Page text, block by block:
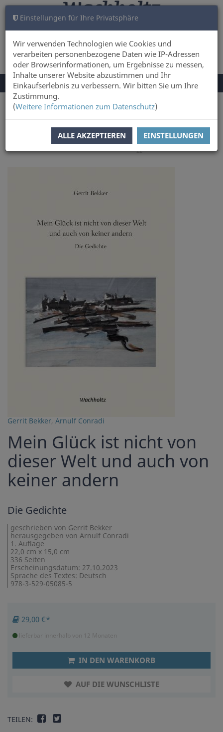
Einstellungen für Ihre Privatsphäre
Wir verwenden Technologien wie Cookies und
verarbeiten personenbezogene Daten wie IP-Adressen
oder Browserinformationen, um Ergebnisse zu messen,
Inhalte unserer Website abzustimmen und Ihr
Einkaufserlebnis zu verbessern. Wir bitten Sie um Ihre
Zustimmung.
(Weitere Informationen zum Datenschutz)
ALLE AKZEPTIEREN EINSTELLUNGEN
ANMELDEN WARENKORB 0
NAVIGATION
UMSCHALTEN
Menü
Sie sind hier: Literatur
Artikel zurück
Artikel 18 von
22
nächster Artikel
Gerrit Bekker, Arnulf Conradi
Mein Glück ist nicht von
dieser Welt und auch von
keiner andern
Die Gedichte
geschrieben von Gerrit Bekker
herausgegeben von Arnulf Conradi
1. Auflage
22,0 cm x 15,0 cm
336 Seiten
Erscheinungsdatum: 27.10.2023
Sprache des Textes: Deutsch
978-3-529-05085-5
29,00 €*
lieferbar innerhalb von 12 Monaten
IN DEN WARENKORB
AUF DIE WUNSCHLISTE
TEILEN: